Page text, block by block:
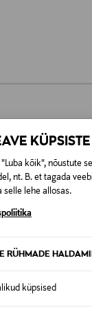
"Luba kõik", nõustute
nt. B. et tagada
selle lehe allosas.
RÜHMADE
küpsised
Tagastatavad
KA